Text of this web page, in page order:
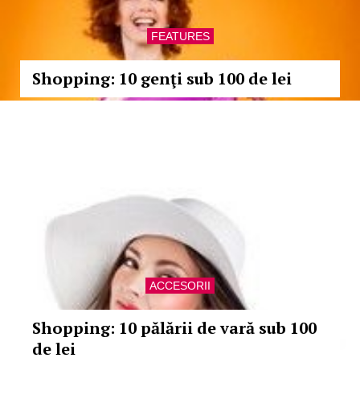
FEATURES
Shopping: 10 genţi sub 100 de lei
ACCESORII
Shopping: 10 pălării de vară sub 100
de lei